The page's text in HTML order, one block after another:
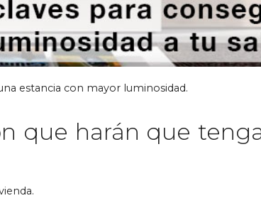
estancia con mayor luminosidad.
que harán que